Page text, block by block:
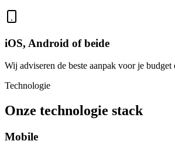
iOS, Android of beide
Wij adviseren de beste aanpak voor je
Technologie
Onze technologie stack
Mobile